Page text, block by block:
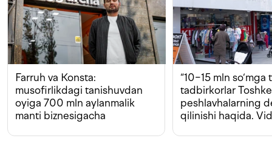
Farruh va Konsta:
musofirlikdagi tanishuvdan
oyiga 700 mln aylanmalik
manti biznesigacha
“10−15 mln so‘mga
tadbirkorlar
peshlavhalarning
qilinishi haqida.